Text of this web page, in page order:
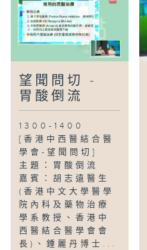
望聞問切 -
胃酸倒流
1300-1400
[香港中西醫結合醫
學會-望聞問切]
主題：胃酸倒流
嘉賓：胡志遠醫生
(香港中文大學醫學
院內科及藥物治療
學系教授、香港中
西醫結合醫學會會
長)、鍾麗丹博士...